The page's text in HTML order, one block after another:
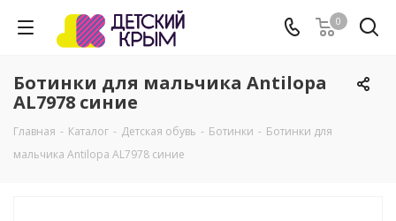
0
Ботинки для мальчика Antilopa
AL7978 синие
Главная - Каталог - Детская обувь - Ботинки - Ботинки для
мальчика Antilopa AL7978 синие